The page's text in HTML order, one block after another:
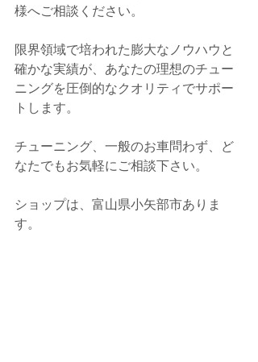
様へご相談ください。
限界領域で培われた膨大なノウハウと
確かな実績が、あなたの理想のチュー
ニングを圧倒的なクオリティでサポー
トします。
チューニング、一般のお車問わず、ど
なたでもお気軽にご相談下さい。
ショップは、富山県小矢部市ありま
す。